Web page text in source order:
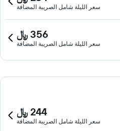
سعر الليلة شامل الصريبة المضافة
356 ﷼
سعر الليلة شامل الصريبة المضافة
244 ﷼
سعر الليلة شامل الصريبة المضافة